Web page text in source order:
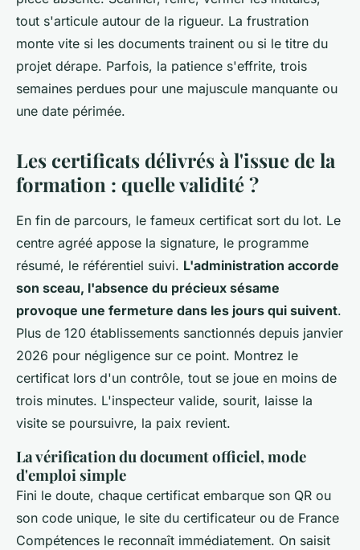
tout s'articule autour de la rigueur. La frustration
monte vite si les documents trainent ou si le titre du
projet dérape. Parfois, la patience s'effrite, trois
semaines perdues pour une majuscule manquante ou
une date périmée.
Les certificats délivrés à l'issue de la
formation : quelle validité ?
En fin de parcours, le fameux certificat sort du lot. Le
centre agréé appose la signature, le programme
résumé, le référentiel suivi. L'administration accorde
son sceau, l'absence du précieux sésame
provoque une fermeture dans les jours qui suivent.
Plus de 120 établissements sanctionnés depuis janvier
2026 pour négligence sur ce point. Montrez le
certificat lors d'un contrôle, tout se joue en moins de
trois minutes. L'inspecteur valide, sourit, laisse la
visite se poursuivre, la paix revient.
La vérification du document officiel, mode
d'emploi simple
Fini le doute, chaque certificat embarque son QR ou
son code unique, le site du certificateur ou de France
Compétences le reconnaît immédiatement. On saisit